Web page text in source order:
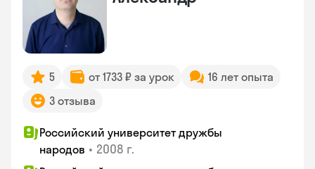
5 от 1733 ₽ за урок
16 лет опыта
3 отзыва
Российский университет дружбы
народов • 2008 г.